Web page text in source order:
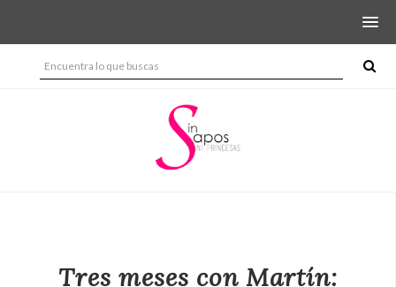
Tres meses con Martín: